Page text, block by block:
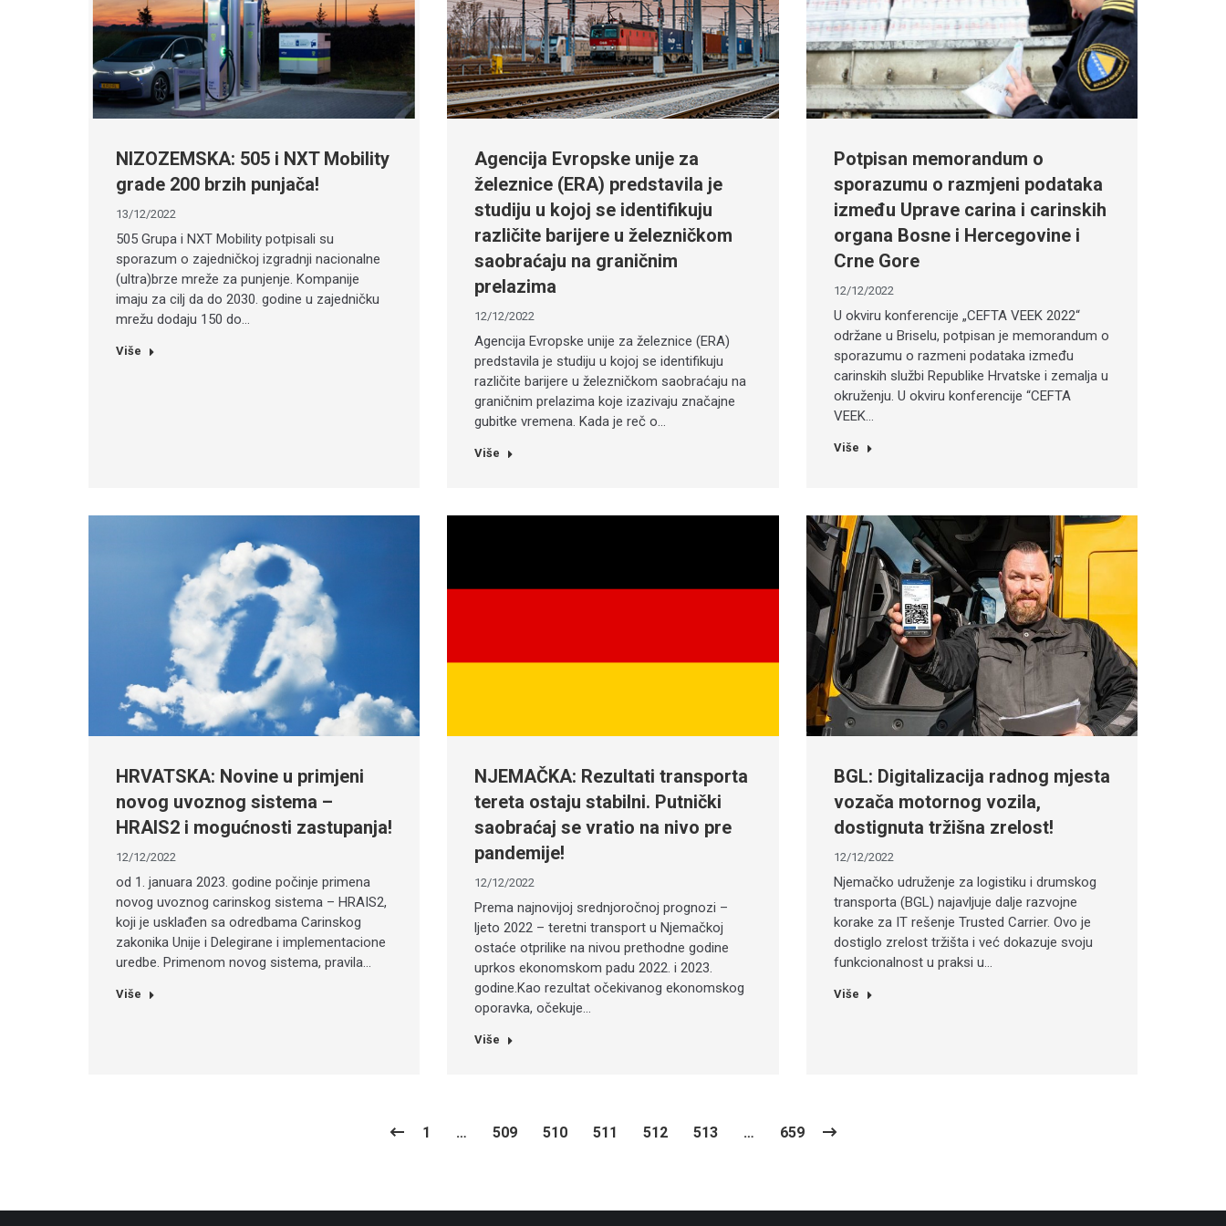
NIZOZEMSKA: 505 i NXT Mobility
grade 200 brzih punjača!
13/12/2022
505 Grupa i NXT Mobility potpisali su
sporazum o zajedničkoj izgradnji nacionalne
(ultra)brze mreže za punjenje. Kompanije
imaju za cilj da do 2030. godine u zajedničku
mrežu dodaju 150 do…
Više
Agencija Evropske unije za
železnice (ERA) predstavila je
studiju u kojoj se identifikuju
različite barijere u železničkom
saobraćaju na graničnim
prelazima
12/12/2022
Agencija Evropske unije za železnice (ERA)
predstavila je studiju u kojoj se identifikuju
različite barijere u železničkom saobraćaju na
graničnim prelazima koje izazivaju značajne
gubitke vremena. Kada je reč o…
Više
Potpisan memorandum o
sporazumu o razmjeni podataka
između Uprave carina i carinskih
organa Bosne i Hercegovine i
Crne Gore
12/12/2022
U okviru konferencije „CEFTA VEEK 2022“
održane u Briselu, potpisan je memorandum o
sporazumu o razmeni podataka između
carinskih službi Republike Hrvatske i zemalja u
okruženju. U okviru konferencije “CEFTA
VEEK…
Više
HRVATSKA: Novine u primjeni
novog uvoznog sistema –
HRAIS2 i mogućnosti zastupanja!
12/12/2022
od 1. januara 2023. godine počinje primena
novog uvoznog carinskog sistema – HRAIS2,
koji je usklađen sa odredbama Carinskog
zakonika Unije i Delegirane i implementacione
uredbe. Primenom novog sistema, pravila…
Više
NJEMAČKA: Rezultati transporta
tereta ostaju stabilni. Putnički
saobraćaj se vratio na nivo pre
pandemije!
12/12/2022
Prema najnovijoj srednjoročnoj prognozi –
ljeto 2022 – teretni transport u Njemačkoj
ostaće otprilike na nivou prethodne godine
uprkos ekonomskom padu 2022. i 2023.
godine.Kao rezultat očekivanog ekonomskog
oporavka, očekuje…
Više
BGL: Digitalizacija radnog mjesta
vozača motornog vozila,
dostignuta tržišna zrelost!
12/12/2022
Njemačko udruženje za logistiku i drumskog
transporta (BGL) najavljuje dalje razvojne
korake za IT rešenje Trusted Carrier. Ovo je
dostiglo zrelost tržišta i već dokazuje svoju
funkcionalnost u praksi u…
Više
1 … 509 510 511 512 513 … 659